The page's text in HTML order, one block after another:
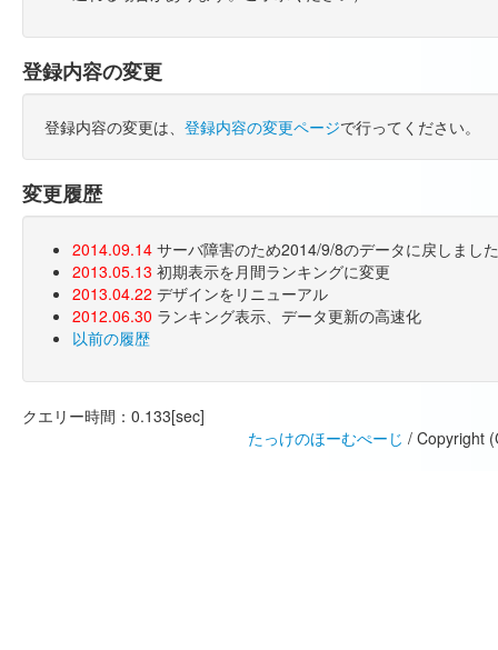
登録内容の変更
登録内容の変更は、 登録内容の変更ページで行ってください。
変更履歴
2014.09.14 サーバ障害のため2014/9/8のデータに戻しまし
2013.05.13 初期表示を月間ランキングに変更
2013.04.22 デザインをリニューアル
2012.06.30 ランキング表示、データ更新の高速化
以前の履歴
クエリー時間：0.133[sec]
たっけのほーむぺーじ / Copyright